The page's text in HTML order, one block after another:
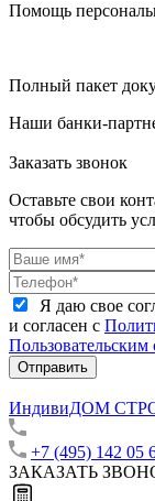
Помощь
Полный пакет
Наши банки-
Заказать звонок
Оставьте свои
чтобы обсудить
Я даю свое
и согласен с
Отправить
ИндивиДОМ
+7 (495) 142 05
ЗАКАЗАТЬ